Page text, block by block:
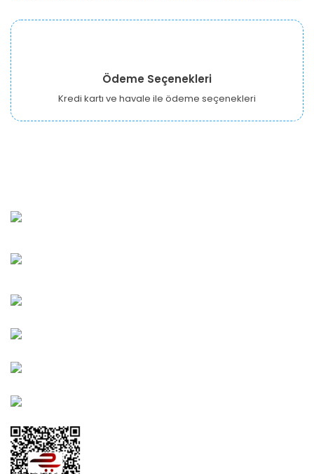
Ödeme Seçenekleri
Kredi kartı ve havale ile ödeme seçenekleri